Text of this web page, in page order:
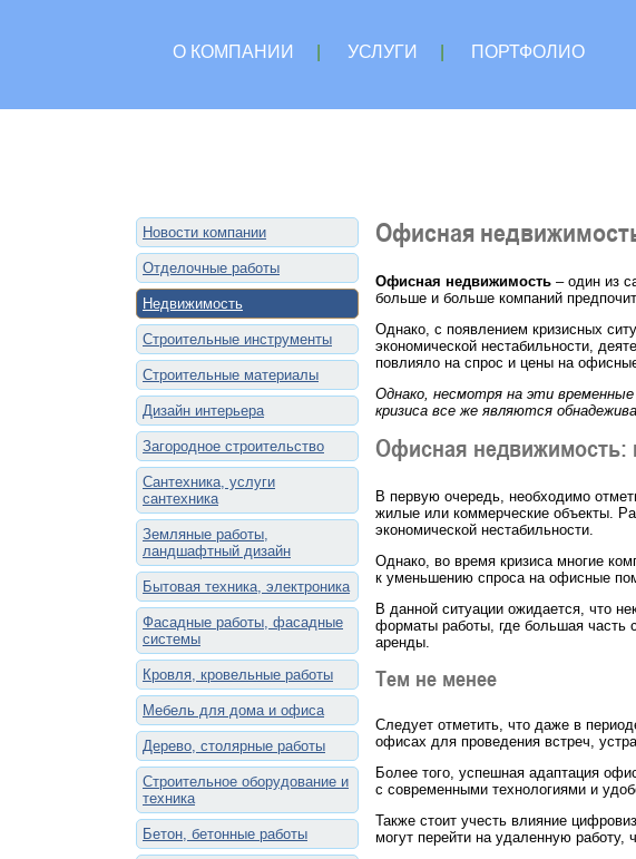
О КОМПАНИИ УСЛУГИ ПОРТФОЛИО
Новости компании
Отделочные работы
Недвижимость
Строительные инструменты
Строительные материалы
Дизайн интерьера
Загородное строительство
Сантехника, услуги
сантехника
Земляные работы,
ландшафтный дизайн
Бытовая техника, электроника
Фасадные работы, фасадные
системы
Кровля, кровельные работы
Мебель для дома и офиса
Дерево, столярные работы
Строительное оборудование и
техника
Бетон, бетонные работы
Офисная
Офисная недвижимость – один из
больше и больше компаний
Однако, с появлением кризисных
экономической нестабильности,
повлияло на спрос и цены на
Однако, несмотря на эти
кризиса все же являются
Офисная недвижимость:
В первую очередь, необходимо
жилые или коммерческие объекты.
экономической нестабильности.
Однако, во время кризиса многие
к уменьшению спроса на офисные
В данной ситуации ожидается, что
форматы работы, где большая часть
аренды.
Тем не менее
Следует отметить, что даже в
офисах для проведения встреч,
Более того, успешная адаптация
с современными технологиями и
Также стоит учесть влияние
могут перейти на удаленную